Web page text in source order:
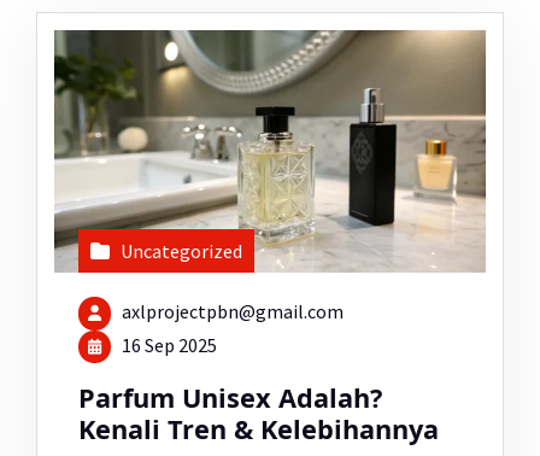
Uncategorized
axlprojectpbn@gmail.com
16 Sep 2025
Parfum Unisex Adalah?
Kenali Tren & Kelebihannya